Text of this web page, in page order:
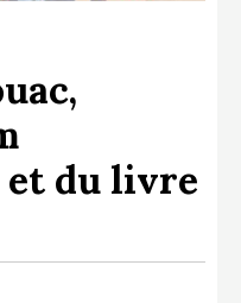
CONTACTS
et du livre